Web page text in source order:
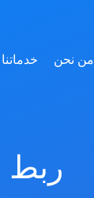
من نحن خدماتنا
ربط